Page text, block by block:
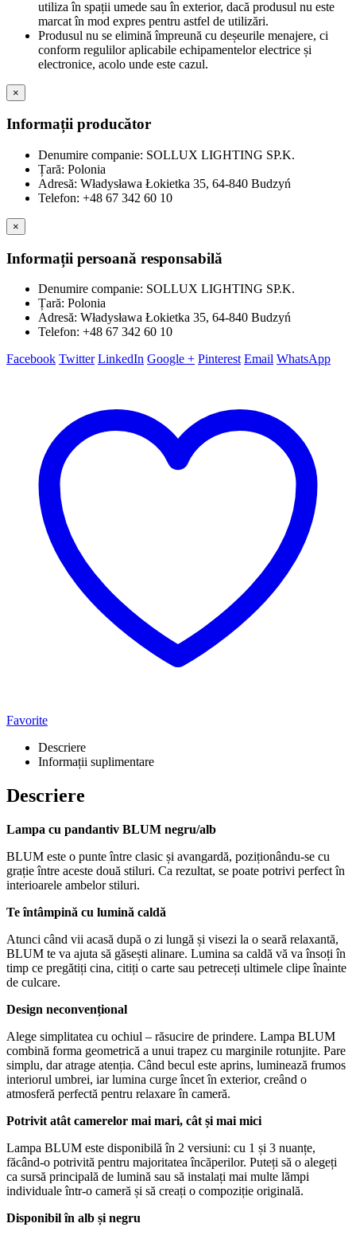
utiliza în spații umede sau în exterior, dacă produsul nu este
marcat în mod expres pentru astfel de utilizări.
Produsul nu se elimină împreună cu deșeurile menajere, ci
conform regulilor aplicabile echipamentelor electrice și
electronice, acolo unde este cazul.
×
Informații producător
Denumire companie: SOLLUX LIGHTING SP.K.
Țară: Polonia
Adresă: Władysława Łokietka 35, 64-840 Budzyń
Telefon: +48 67 342 60 10
×
Informații persoană responsabilă
Denumire companie: SOLLUX LIGHTING SP.K.
Țară: Polonia
Adresă: Władysława Łokietka 35, 64-840 Budzyń
Telefon: +48 67 342 60 10
Facebook Twitter LinkedIn Google + Pinterest Email WhatsApp
Favorite
Descriere
Informații suplimentare
Descriere
Lampa cu pandantiv BLUM negru/alb
BLUM este o punte între clasic și avangardă, poziționându-se cu
grație între aceste două stiluri. Ca rezultat, se poate potrivi perfect în
interioarele ambelor stiluri.
Te întâmpină cu lumină caldă
Atunci când vii acasă după o zi lungă și visezi la o seară relaxantă,
BLUM te va ajuta să găsești alinare. Lumina sa caldă vă va însoți în
timp ce pregătiți cina, citiți o carte sau petreceți ultimele clipe înainte
de culcare.
Design neconvențional
Alege simplitatea cu ochiul – răsucire de prindere. Lampa BLUM
combină forma geometrică a unui trapez cu marginile rotunjite. Pare
simplu, dar atrage atenția. Când becul este aprins, luminează frumos
interiorul umbrei, iar lumina curge încet în exterior, creând o
atmosferă perfectă pentru relaxare în cameră.
Potrivit atât camerelor mai mari, cât și mai mici
Lampa BLUM este disponibilă în 2 versiuni: cu 1 și 3 nuanțe,
făcând-o potrivită pentru majoritatea încăperilor. Puteți să o alegeți
ca sursă principală de lumină sau să instalați mai multe lămpi
individuale într-o cameră și să creați o compoziție originală.
Disponibil în alb și negru